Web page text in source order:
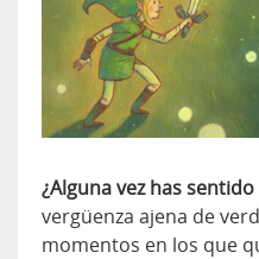
¿Alguna vez has
vergüenza ajena de
momentos en los que